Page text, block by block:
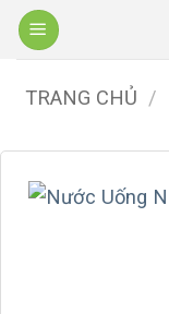
Bỏ
qua
dung
TRANG CHỦ /